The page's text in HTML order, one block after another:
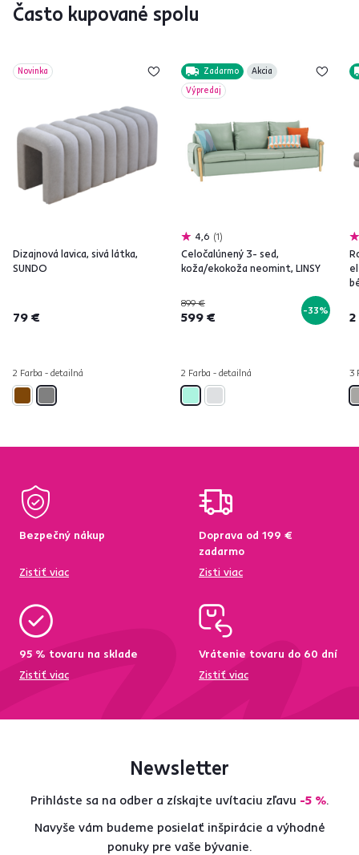
Často kupované spolu
Novinka
Dizajnová lavica, sivá látka,
SUNDO
79 €
2 Farba - detailná
Zadarmo
Akcia
Výpredaj
4,6 1
Celočalúnený 3- sed,
koža/ekokoža neomint, LINSY
899 €
599 € -33%
2 Farba - detailná 3
Bezpečný nákup
Zistiť viac
Doprava od 199 €
zadarmo
Zisti viac
95 % tovaru na sklade
Zistiť viac
Vrátenie tovaru do 60 dní
Zistiť viac
Newsletter
Prihláste sa na odber a získajte uvítaciu zľavu -5 %.
Navyše vám budeme posielať inšpirácie a výhodné
ponuky pre vaše bývanie.